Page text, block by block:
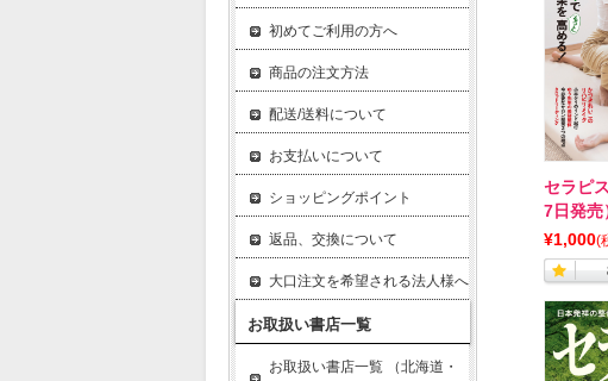
セラピ
7日発売
¥1,000(
初めてご利用の方へ
商品の注文方法
配送/送料について
お支払いについて
ショッピングポイント
返品、交換について
大口注文を希望される法人様へ
お取扱い書店一覧
お取扱い書店一覧 （北海道・